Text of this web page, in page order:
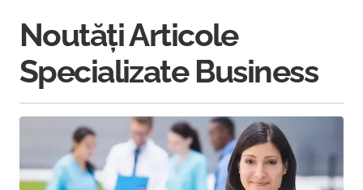
Noutăți Articole
Specializate Business